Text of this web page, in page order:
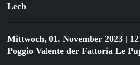
Lech
Mittwoch, 01. November 2023 |
Poggio Valente der Fattoria Le